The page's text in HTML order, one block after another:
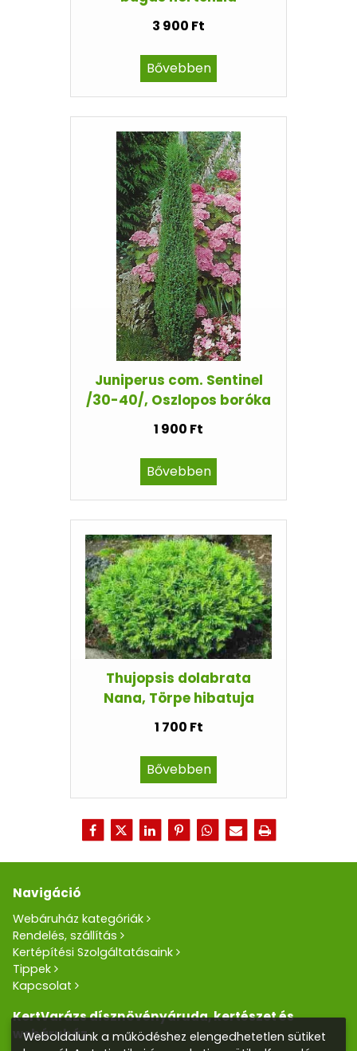
3 900 Ft
Bővebben
Juniperus com. Sentinel
/30-40/, Oszlopos boróka
1 900 Ft
Bővebben
Thujopsis dolabrata
Nana, Törpe hibatuja
1 700 Ft
Bővebben
Navigáció
Webáruház kategóriák
Rendelés, szállítás
Kertépítési Szolgáltatásaink
Tippek
Kapcsolat
KertVarázs dísznövényáruda, kertészet és
webáruház
Weboldalunk a működéshez elengedhetetlen sütiket